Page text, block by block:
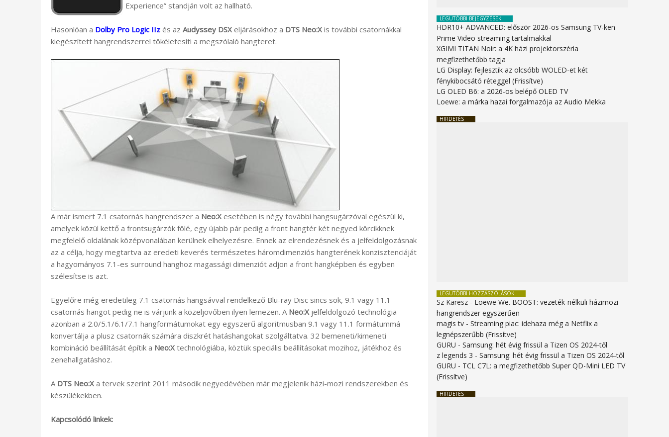
Experience” standján volt az hallható.
Hasonlóan a Dolby Pro Logic IIz és az Audyssey DSX eljárásokhoz a DTS Neo:X is további csatornákkal
kiegészített hangrendszerrel tökéletesíti a megszólaló hangteret.
A már ismert 7.1 csatornás hangrendszer a Neo:X esetében is négy további hangsugárzóval egészül ki,
amelyek közül kettő a frontsugárzók fölé, egy újabb pár pedig a front hangtér két negyed körcikknek
megfelelő oldalának középvonalában kerülnek elhelyezésre. Ennek az elrendezésnek és a jelfeldolgozásnak
az a célja, hogy megtartva az eredeti keverés természetes háromdimenziós hangterének konzisztenciáját
a hagyományos 7.1-es surround hanghoz magassági dimenziót adjon a front hangképben és egyben
szélesítse is azt.
Egyelőre még eredetileg 7.1 csatornás hangsávval rendelkező Blu-ray Disc sincs sok, 9.1 vagy 11.1
csatornás hangot pedig ne is várjunk a közeljövőben ilyen lemezen. A Neo:X jelfeldolgozó technológia
azonban a 2.0/5.1/6.1/7.1 hangformátumokat egy egyszerű algoritmusban 9.1 vagy 11.1 formátummá
konvertálja a plusz csatornák számára diszkrét hatáshangokat szolgáltatva. 32 bemeneti/kimeneti
kombináció beállítását építik a Neo:X technológiába, köztük speciális beállításokat mozihoz, játékhoz és
zenehallgatáshoz.
A DTS Neo:X a tervek szerint 2011 második negyedévében már megjelenik házi-mozi rendszerekben és
készülékekben.
Kapcsolódó linkek:
LEGUTÓBBI BEJEGYZÉSEK
HDR10+ ADVANCED: először 2026-os Samsung TV-ken
Prime Video streaming tartalmakkal
XGIMI TITAN Noir: a 4K házi projektorszéria
megfizethetőbb tagja
LG Display: fejlesztik az olcsóbb WOLED-et két
fénykibocsátó réteggel (Frissítve)
LG OLED B6: a 2026-os belépő OLED TV
Loewe: a márka hazai forgalmazója az Audio Mekka
HIRDETÉS
LEGUTÓBBI HOZZÁSZÓLÁSOK
Sz Karesz - Loewe We. BOOST: vezeték-nélküli házimozi
hangrendszer egyszerűen
magis tv -Streaming piac: idehaza még a Netflix a
legnépszerűbb (Frissítve)
GURU -Samsung: hét évig frissül a Tizen OS 2024-től
z legends 3 -Samsung: hét évig frissül a Tizen OS 2024-től
GURU - TCL C7L: a megfizethetőbb Super QD-Mini LED TV
(Frissítve)
HIRDETÉS